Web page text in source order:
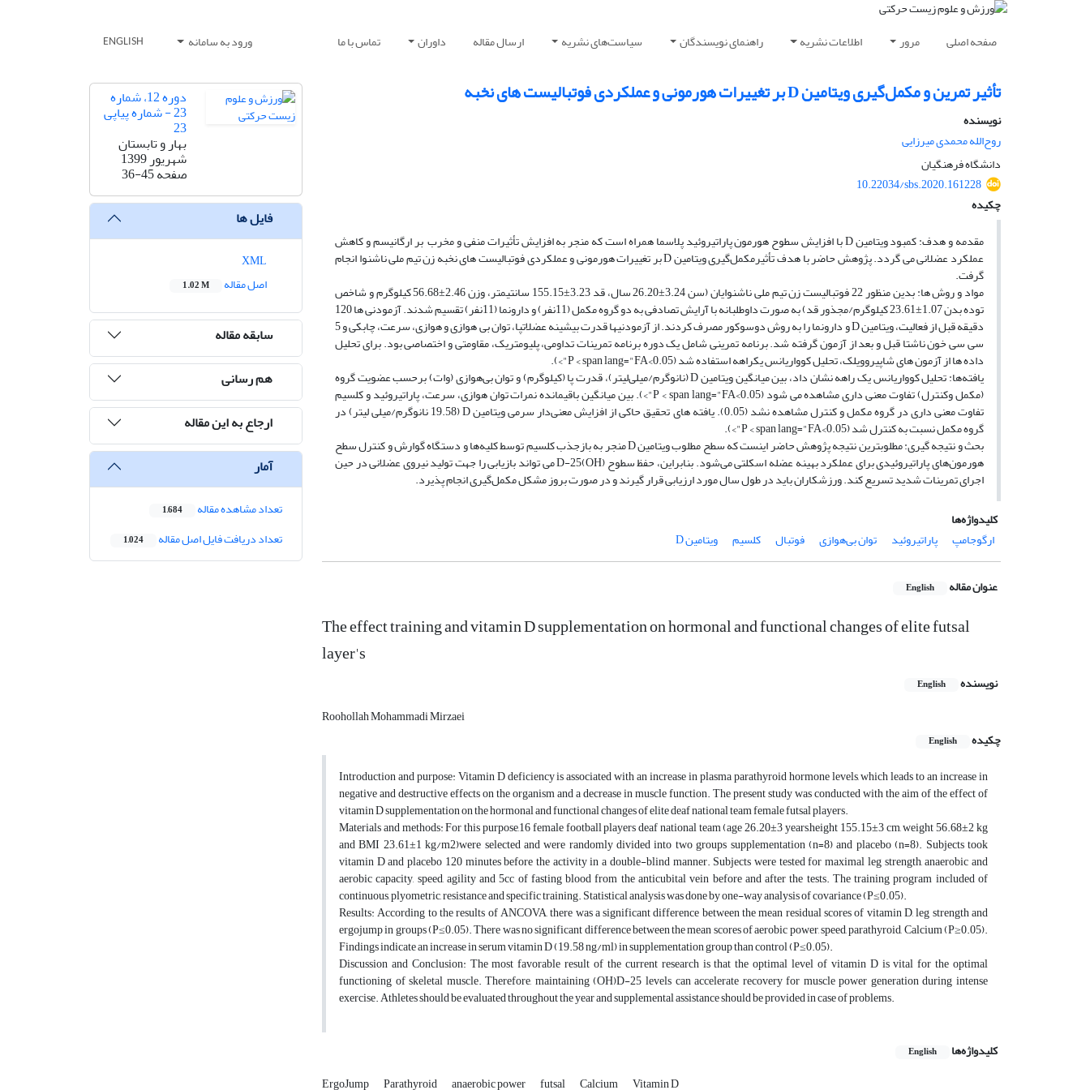
صفحه اصلی مرور اطلاعات نشریه راهنمای نویسندگان سیاست‌های نشریه ارسال مقاله داوران تماس با ما ورود به سامانه ENGLISH
تأثیر تمرین و مکمل‌گیری ویتامین D بر تغییرات هورمونی و عملکردی فوتبالیست های نخبه
نویسنده
روح‌الله محمدی میرزایی
دانشگاه فرهنگیان
10.22034/sbs.2020.161228
چکیده
مقدمه و هدف: کمبود ویتامین D با افزایش سطوح هورمون پاراتیروئید پلاسما همراه است که منجر به افزایش تأثیرات منفی و مخرب بر ارگانیسم و کاهش
عملکرد عضلانی می گردد. پژوهش حاضر با هدف تأثیرمکمل‌گیری ویتامین D بر تغییرات هورمونی و عملکردی فوتبالیست­ های نخبه زن تیم­ ملی ناشنوا انجام
گرفت.
مواد و روش ­ها: بدین­ منظور 22 فوتبالیست زن تیم ملی ناشنوایان (سن 3.24±26.20 سال، قد 3.23±155.15 سانتی­متر، وزن 2.46±56.68 کیلوگرم و شاخص
توده بدن 1.07±23.61 کیلو‌گرم/مجذور قد) به صورت داوطلبانه با آرایش تصادفی به دو گروه مکمل (11نفر) و دارونما (11نفر) تقسیم شدند. آزمودنی­ ها 120
دقیقه قبل از فعالیت، ویتامین D و دارونما را به روش دوسوکور مصرف کردند. از آزمودنی­ها قدرت بیشینه عضلات­پا، توان بی­ هوازی و هوازی، سرعت، چابکی و 5
سی­ سی خون ناشتا قبل و بعد از آزمون گرفته شد. برنامه تمرینی شامل یک دوره برنامه تمرینات تداومی، پلیومتریک، مقاومتی و اختصاصی بود. برای تحلیل
داده­ ها از آزمون­ های شاپیروویلک، تحلیل کوواریانس یک­راهه استفاده شد (0.05>P < span lang="FA">).
یافته‌ها: تحلیل­ کوواریانس یک راهه نشان داد، بین میانگین ویتامین D (نانوگرم/میلی‌لیتر)، قدرت­ پا (کیلوگرم) و توان بی‌هوازی (وات) برحسب عضویت گروه
(مکمل وکنترل) تفاوت معنی ­داری مشاهده می­ شود (0.05>P < span lang="FA">). بین میانگین باقیمانده نمرات توان­ هوازی، سرعت، پاراتیروئید و کلسیم
تفاوت معنی­ داری در گروه مکمل و کنترل مشاهده نشد (0.05). یافته­ های تحقیق حاکی از افزایش معنی‌دار سرمی ویتامین D (19.58 نانوگرم/میلی­ لیتر) در
گروه مکمل نسبت به کنترل شد (0.05>P < span lang="FA">).
بحث و نتیجه­ گیری: مطلوب­ترین نتیجه پژوهش حاضر اینست که سطح مطلوب ویتامین D منجر به بازجذب کلسیم توسط کلیه‌ها و دستگاه گوارش و کنترل سطح
هورمون‌های پاراتیروئیدی برای عملکرد بهینه عضله اسکلتی می‌شود. بنابراین، حفظ سطوح (OH)D-25 می تواند بازیابی را جهت تولید نیروی عضلانی در حین
اجرای تمرینات شدید تسریع کند. ورزشکاران باید در طول سال مورد ارزیابی قرار گیرند و در صورت بروز مشکل مکمل‌گیری انجام پذیرد.
کلیدواژه‌ها
ارگوجامپ
پاراتیروئید توان بی‌هوازی فوتبال کلسیم ویتامین D
عنوان مقاله English
The effect training and vitamin D supplementation on hormonal and functional changes of elite futsal
layer's
نویسنده English
Roohollah Mohammadi Mirzaei
چکیده
English
Introduction and purpose: Vitamin D deficiency is associated with an increase in plasma parathyroid hormone levels, which leads to an increase in
negative and destructive effects on the organism and a decrease in muscle function. The present study was conducted with the aim of the effect of
vitamin D supplementation on the hormonal and functional changes of elite deaf national team female futsal players.
Materials and methods: For this purpose,16 female football players deaf national team (age 26.20±3 years,height 155.15±3 cm, weight 56.68±2 kg
and BMI 23.61±1 kg/m2)were selected and were randomly divided into two groups supplementation (n=8) and placebo (n=8). Subjects took
vitamin D and placebo 120 minutes before the activity in a double-blind manner. Subjects were tested for maximal leg strength, anaerobic and
aerobic capacity, speed, agility and 5cc of fasting blood from the anticubital vein before and after the tests. The training program included of
continuous, plyometric, resistance and specific training. Statistical analysis was done by one-way analysis of covariance (P≤0.05).
Results: According to the results of ANCOVA, there was a significant difference between the mean residual scores of vitamin D, leg strength and
ergojump in groups (P≤0.05). There was no significant difference between the mean scores of aerobic power, speed, parathyroid, Calcium (P≥0.05).
Findings indicate an increase in serum vitamin D (19.58 ng/ml) in supplementation group than control (P≤0.05).
Discussion and Conclusion: The most favorable result of the current research is that the optimal level of vitamin D is vital for the optimal
functioning of skeletal muscle. Therefore, maintaining (OH)D-25 levels can accelerate recovery for muscle power generation during intense
exercise. Athletes should be evaluated throughout the year and supplemental assistance should be provided in case of problems.
کلیدواژه‌ها English
ErgoJump Parathyroid anaerobic power futsal Calcium Vitamin D
دوره 12، شماره
23 - شماره پیاپی
23
بهار و تابستان
شهریور 1399
صفحه36-45
فایل ها
اصل مقاله
1.02 M
سابقه مقاله
هم رسانی
ارجاع به این مقاله
آمار
تعداد مشاهده مقاله 1,684
تعداد دریافت فایل اصل مقاله 1,024